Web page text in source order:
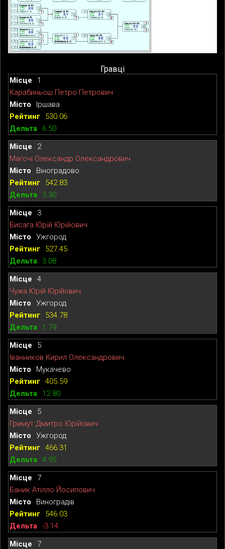
Гравці
1
Карабиньош Петро Петрович
Іршава
530.06
6.50
2
Магочі Олександр Олександрович
Віноградово
542.83
3.30
3
Бисага Юрій Юрійович
Ужгород
527.45
3.08
4
Чужа Юрій Юрійович
Ужгород
534.78
1.79
5
Іванников Кирил Олександрович
Мукачево
405.59
12.80
5
Гримут Дмитро Юрійович
Ужгород
466.31
4.95
7
Баник Атілло Йосипович
Виноградів
546.03
-3.14
7